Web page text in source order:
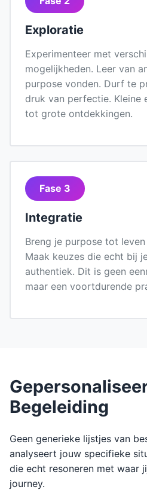
Exploratie
Experimenteer met
mogelijkheden. Leer van
purpose vonden. Durf te
druk van perfectie. Kleine
tot grote ontdekkingen.
Fase 3
Integratie
Breng je purpose tot
Maak keuzes die echt bij
authentiek. Dit is geen
maar een voortdurende
Begeleiding
Geen generieke lijstjes van
analyseert jouw specifieke
die echt resoneren met waar
journey.